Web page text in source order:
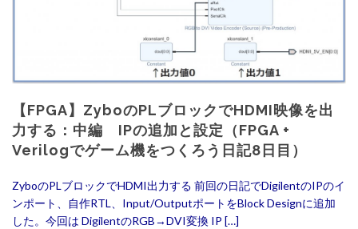
【FPGA】ZyboのPLブロックでHDMI映像を出
力する：中編 IPの追加と設定（FPGA +
Verilogでゲーム機をつくろう日記8日目）
ZyboのPLブロックでHDMI出力する 前回の日記でDigilentのIPのイ
ンポート、自作RTL、Input/OutputポートをBlock Designに追加
した。今回は DigilentのRGB→DVI変換 IP […]